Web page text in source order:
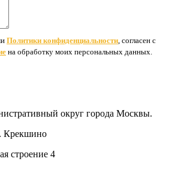
Политики конфиденциальности , согласен с
на обработку моих персональных данных.
округ города Москвы.
Крекшино
строение 4